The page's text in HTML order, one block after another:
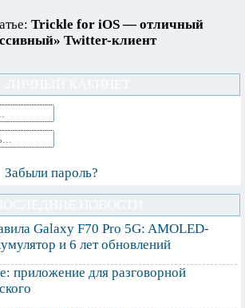
Trickle for iOS — отличный
Twitter-клиент
Забыли пароль?
Galaxy F70 Pro 5G: AMOLED-
и 6 лет обновлений
приложение для разговорной